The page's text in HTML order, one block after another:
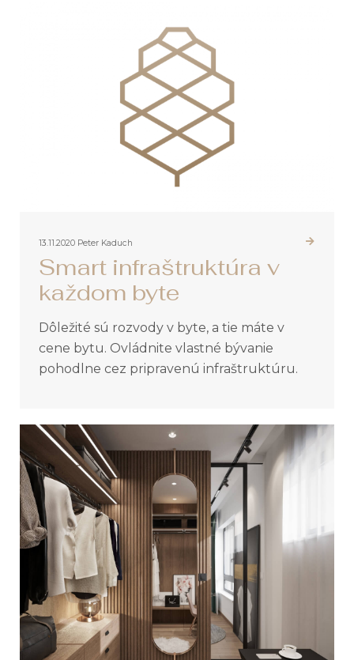
13.11.2020 Peter Kaduch
Smart infraštruktúra v
každom byte
Dôležité sú rozvody v byte, a tie máte v
cene bytu. Ovládnite vlastné bývanie
pohodlne cez pripravenú infraštruktúru.